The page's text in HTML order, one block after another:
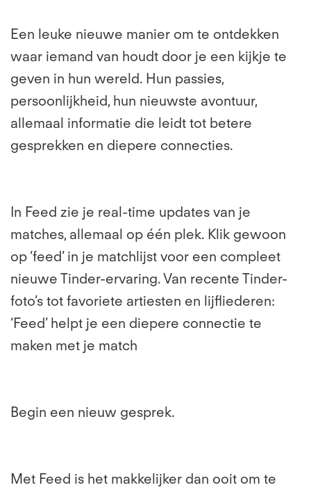
Een leuke nieuwe manier om te ontdekken
waar iemand van houdt door je een kijkje te
geven in hun wereld. Hun passies,
persoonlijkheid, hun nieuwste avontuur,
allemaal informatie die leidt tot betere
gesprekken en diepere connecties.
In Feed zie je real-time updates van je
matches, allemaal op één plek. Klik gewoon
op ‘feed’ in je matchlijst voor een compleet
nieuwe Tinder-ervaring. Van recente Tinder-
foto’s tot favoriete artiesten en lijfliederen:
‘Feed’ helpt je een diepere connectie te
maken met je match
Begin een nieuw gesprek.
Met Feed is het makkelijker dan ooit om te